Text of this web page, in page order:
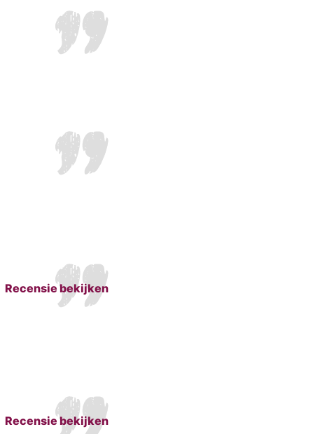
Recensie bekijken
Recensie bekijken